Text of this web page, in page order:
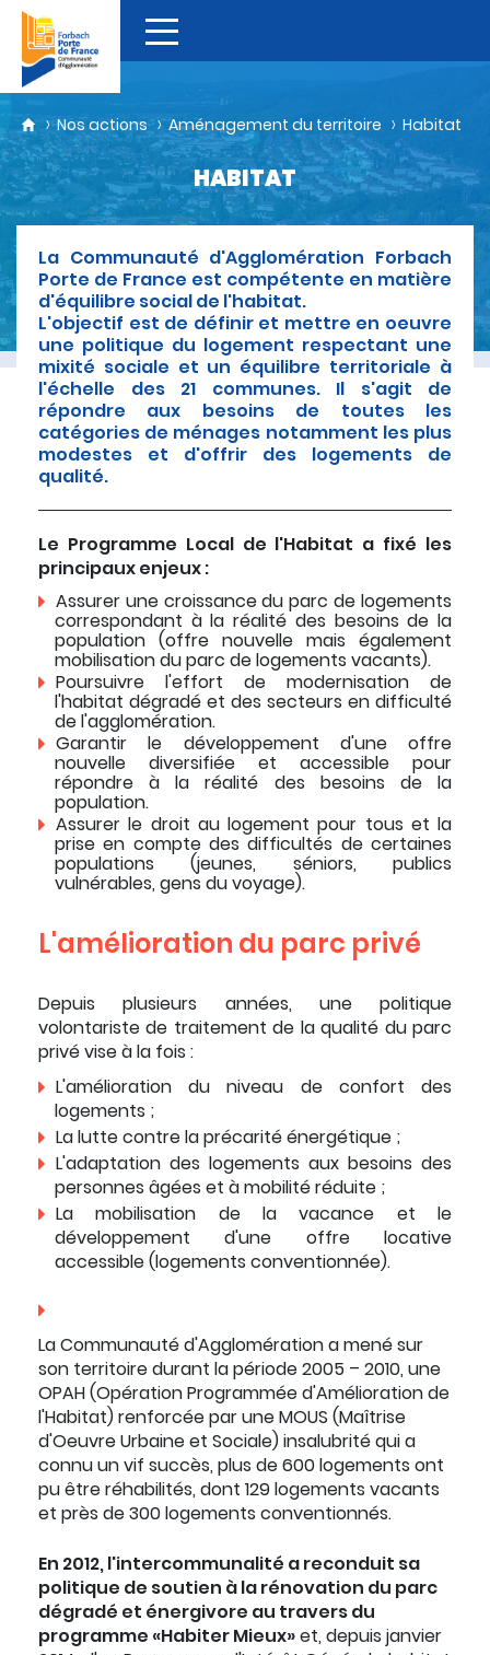
Nos actions Aménagement du territoire Habitat
HABITAT
La Communauté d'Agglomération Forbach
Porte de France est compétente en matière
d'équilibre social de l'habitat.
L'objectif est de définir et mettre en oeuvre
une politique du logement respectant une
mixité sociale et un équilibre territoriale à
l'échelle des 21 communes. Il s'agit de
répondre aux besoins de toutes les
catégories de ménages notamment les plus
modestes et d'offrir des logements de
qualité.
Le Programme Local de l'Habitat a fixé les
principaux enjeux :
Assurer une croissance du parc de logements
correspondant à la réalité des besoins de la
population (offre nouvelle mais également
mobilisation du parc de logements vacants).
Poursuivre l'effort de modernisation de
l'habitat dégradé et des secteurs en difficulté
de l'agglomération.
Garantir le développement d'une offre
nouvelle diversifiée et accessible pour
répondre à la réalité des besoins de la
population.
Assurer le droit au logement pour tous et la
prise en compte des difficultés de certaines
populations (jeunes, séniors, publics
vulnérables, gens du voyage).
L'amélioration du parc privé
Depuis plusieurs années, une politique
volontariste de traitement de la qualité du parc
privé vise à la fois :
L'amélioration du niveau de confort des
logements ;
La lutte contre la précarité énergétique ;
L'adaptation des logements aux besoins des
personnes âgées et à mobilité réduite ;
La mobilisation de la vacance et le
développement d'une offre locative
accessible (logements conventionnée).
La Communauté d'Agglomération a mené sur
son territoire durant la période 2005 – 2010, une
OPAH (Opération Programmée d'Amélioration de
l'Habitat) renforcée par une MOUS (Maîtrise
d'Oeuvre Urbaine et Sociale) insalubrité qui a
connu un vif succès, plus de 600 logements ont
pu être réhabilités, dont 129 logements vacants
et près de 300 logements conventionnés.
En 2012, l'intercommunalité a reconduit sa
politique de soutien à la rénovation du parc
dégradé et énergivore au travers du
programme «Habiter Mieux»et, depuis janvier